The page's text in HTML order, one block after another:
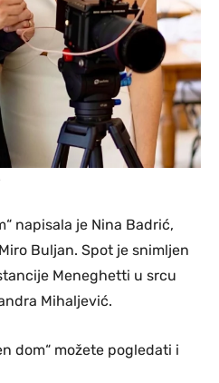
napisala je Nina Badrić,
Buljan. Spot je snimljen
Meneghetti u srcu
Mihaljević.
dom“ možete pogledati i